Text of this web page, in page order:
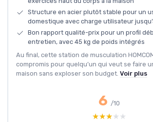
Structure en acier plutôt stable pour un
domestique avec charge utilisateur
Bon rapport qualité-prix pour un profil
entretien, avec 45 kg de poids intégrés
Au final, cette station de musculation
compromis pour quelqu’un qui veut se faire
maison sans exploser son budget. Voir plus
6 /10
★★★★★
★★★★★